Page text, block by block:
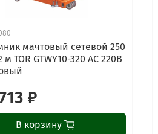
мачтовый сетевой 250
м TOR GTWY10-320 AC 220В
₽
В корзину